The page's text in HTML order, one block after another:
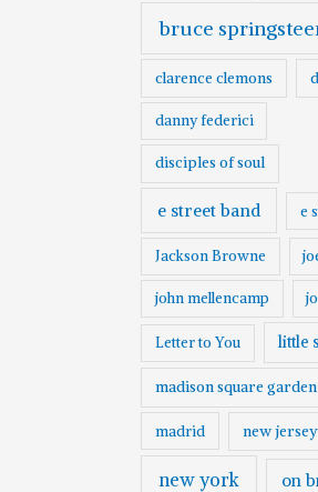
bruce
clarence clemons
danny federici
disciples of soul
e street band e
Jackson Browne
john mellencamp
Letter to You little
madison square garden
madrid new jersey
new york on